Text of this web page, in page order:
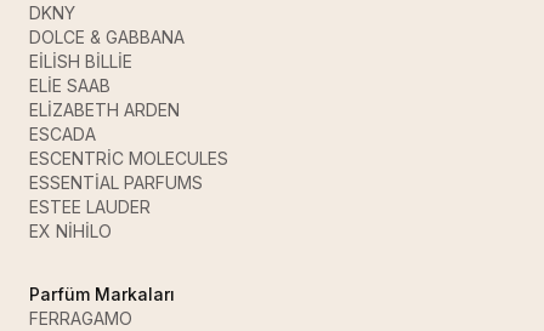
DKNY
DOLCE & GABBANA
EİLİSH BİLLİE
ELİE SAAB
ELİZABETH ARDEN
ESCADA
ESCENTRİC MOLECULES
ESSENTİAL PARFUMS
ESTEE LAUDER
EX NİHİLO
Parfüm Markaları
FERRAGAMO